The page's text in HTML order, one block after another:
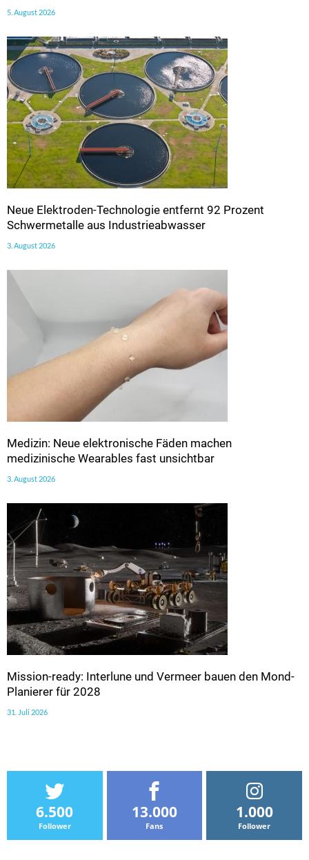
5. August 2026
Neue Elektroden-Technologie entfernt 92 Prozent
Schwermetalle aus Industrieabwasser
3. August 2026
Medizin: Neue elektronische Fäden machen
medizinische Wearables fast unsichtbar
3. August 2026
Mission-ready: Interlune und Vermeer bauen den Mond-
Planierer für 2028
31. Juli 2026
6.500
Follower
13.000
Fans
1.000
Follower